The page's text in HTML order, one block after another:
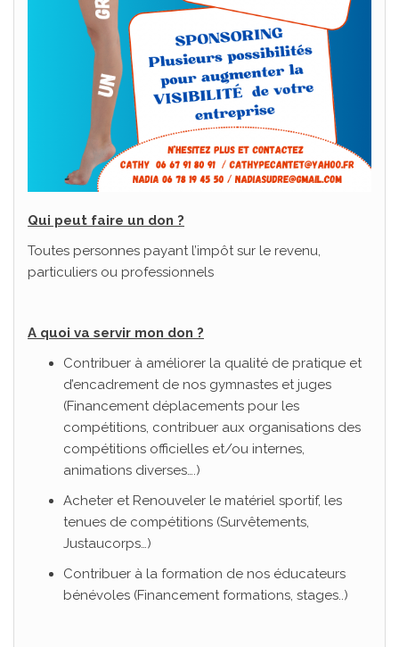
Qui peut faire un don ?
Toutes personnes payant l’impôt sur le revenu,
particuliers ou professionnels
A quoi va servir mon don ?
Contribuer à améliorer la qualité de pratique et
d’encadrement de nos gymnastes et juges
(Financement déplacements pour les
compétitions, contribuer aux organisations des
compétitions officielles et/ou internes,
animations diverses….)
Acheter et Renouveler le matériel sportif, les
tenues de compétitions (Survêtements,
Justaucorps…)
Contribuer à la formation de nos éducateurs
bénévoles (Financement formations, stages..)